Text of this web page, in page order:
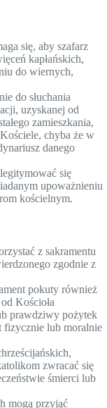
się, aby szafarz
kapłańskich,
do wiernych,
do słu­cha­nia
uzyskanej od
zamieszkania,
chyba że w
danego
się
upoważnieniu
kościelnym.
z sakramentu
zgodnie z
pokuty również
Kościoła
prawdziwy pożytek
fizycznie lub moralnie
zwracać się
śmierci lub
mogą przyjąć